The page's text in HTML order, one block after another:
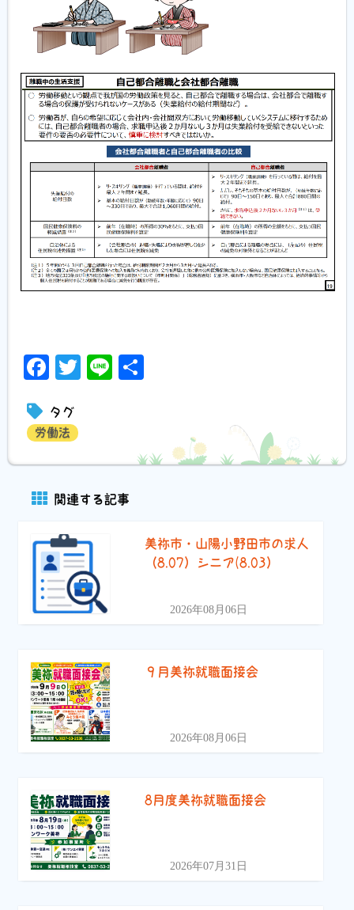
Facebook
Twitter
Line
タグ
労働法
関連する記事
美祢市・山陽小野田市の求人
（8.07）シニア(8.03）
2026年08月06日
９月美祢就職面接会
2026年08月06日
8月度美祢就職面接会
2026年07月31日